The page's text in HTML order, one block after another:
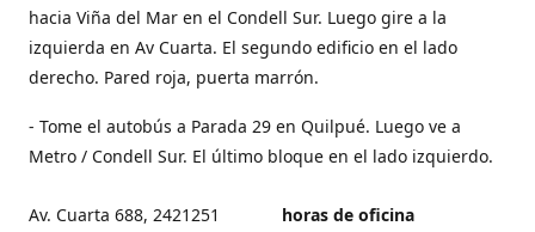
hacia Viña del Mar en el Condell Sur. Luego gire a la
izquierda en Av Cuarta. El segundo edificio en el lado
derecho. Pared roja, puerta marrón.
- Tome el autobús a Parada 29 en Quilpué. Luego ve a
Metro / Condell Sur. El último bloque en el lado izquierdo.
Av. Cuarta 688, 2421251
horas de oficina